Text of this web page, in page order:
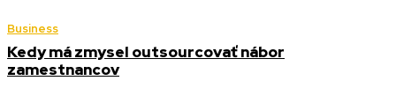
Business
Kedy má zmysel outsourcovať nábor
zamestnancov